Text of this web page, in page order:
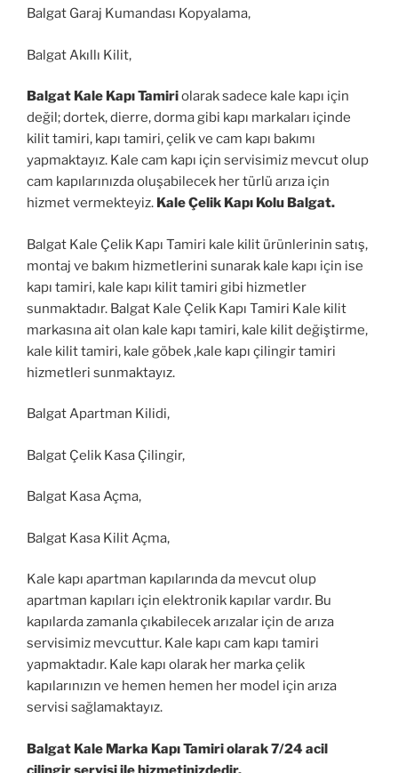
Balgat Garaj Kumandası Kopyalama,
Balgat Akıllı Kilit,
Balgat Kale Kapı Tamiriolarak sadece kale kapı için
değil; dortek, dierre, dorma gibi kapı markaları içinde
kilit tamiri, kapı tamiri, çelik ve cam kapı bakımı
yapmaktayız. Kale cam kapı için servisimiz mevcut olup
cam kapılarınızda oluşabilecek her türlü arıza için
hizmet vermekteyiz. Kale Çelik Kapı Kolu Balgat.
Balgat Kale Çelik Kapı Tamiri kale kilit ürünlerinin satış,
montaj ve bakım hizmetlerini sunarak kale kapı için ise
kapı tamiri, kale kapı kilit tamiri gibi hizmetler
sunmaktadır. Balgat Kale Çelik Kapı Tamiri Kale kilit
markasına ait olan kale kapı tamiri, kale kilit değiştirme,
kale kilit tamiri, kale göbek ,kale kapı çilingir tamiri
hizmetleri sunmaktayız.
Balgat Apartman Kilidi,
Balgat Çelik Kasa Çilingir,
Balgat Kasa Açma,
Balgat Kasa Kilit Açma,
Kale kapı apartman kapılarında da mevcut olup
apartman kapıları için elektronik kapılar vardır. Bu
kapılarda zamanla çıkabilecek arızalar için de arıza
servisimiz mevcuttur. Kale kapı cam kapı tamiri
yapmaktadır. Kale kapı olarak her marka çelik
kapılarınızın ve hemen hemen her model için arıza
servisi sağlamaktayız.
Balgat Kale Marka Kapı Tamiri olarak 7/24 acil